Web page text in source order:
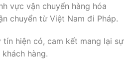
vực vận chuyển hàng hóa
chuyển từ Việt Nam đi Pháp.
tín hiện có, cam kết mang lại sự
hàng.